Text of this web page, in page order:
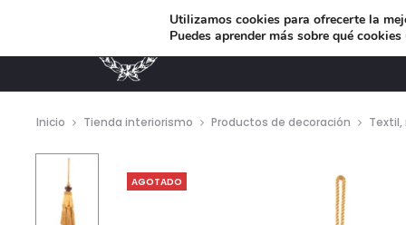
MUEBLES DE DISEÑO
Inicio Tienda interiorismo Productos de decoración
AGOTADO
Utilizamos cookies para ofrecerte la
Puedes aprender más sobre qué